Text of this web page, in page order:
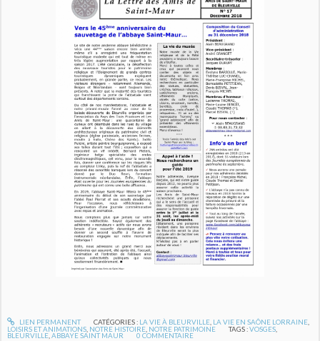
LIEN PERMANENT CATÉGORIES : LA VIE À BLEURVILLE, LA VIE EN SAÔNE LORRAINE,
LOISIRS ET ANIMATIONS NOTRE HISTOIRE NOTRE PATRIMOINE TAGS :VOSGES
BLEURVILLE ,ABBAYE SAINT MAUR 0 COMMENTAIRE